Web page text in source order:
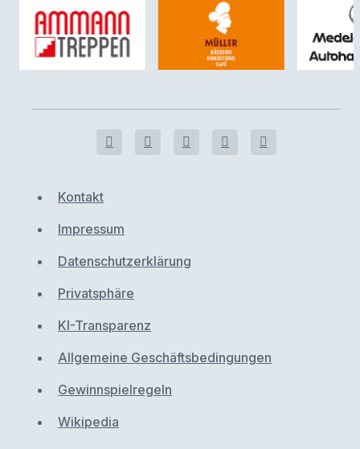
Kontakt
Impressum
Datenschutzerklärung
Privatsphäre
KI-Transparenz
Allgemeine Geschäftsbedingungen
Gewinnspielregeln
Wikipedia